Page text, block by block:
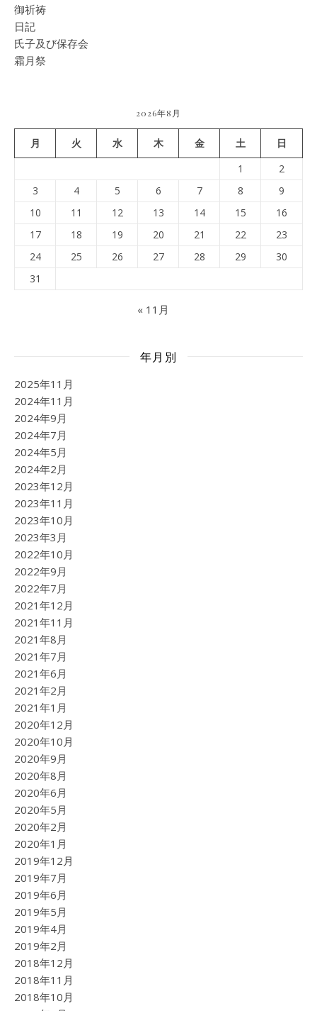
御祈祷
日記
氏子及び保存会
霜月祭
2026年8月
月 火 水 木 金 土
日
1
2
3
4 5 6 7 8
9
10
11 12 13 14 15
16
17
18 19 20 21 22
23
24
25 26 27 28 29
30
31
« 11月
年月別
2025年11月
2024年11月
2024年9月
2024年7月
2024年5月
2024年2月
2023年12月
2023年11月
2023年10月
2023年3月
2022年10月
2022年9月
2022年7月
2021年12月
2021年11月
2021年8月
2021年7月
2021年6月
2021年2月
2021年1月
2020年12月
2020年10月
2020年9月
2020年8月
2020年6月
2020年5月
2020年2月
2020年1月
2019年12月
2019年7月
2019年6月
2019年5月
2019年4月
2019年2月
2018年12月
2018年11月
2018年10月